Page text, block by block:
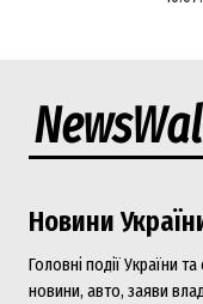
Новини
Головні події України та
новини, авто, заяви